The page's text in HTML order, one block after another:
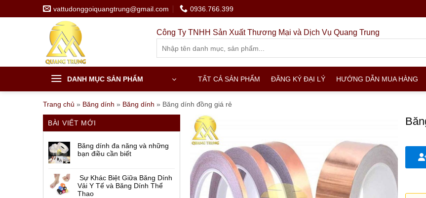
to
vattudonggoiquangtrung@gmail.com 0936.766.399
Công Ty TNHH Sản Xuất Thương Mại và Dịch Vụ Quang Trung
DANH MỤC SẢN PHẨM TẤT CẢ SẢN PHẨM ĐĂNG KÝ ĐẠI LÝ HƯỚNG DẪN MUA HÀNG
Trang chủ » Băng dính » Băng dính » Băng dính đồng giá rẻ
BÀI VIẾT MỚI
Băng dính đa năng và những
bạn điều cần biết
Sự Khác Biệt Giữa Băng Dính
Vải Y Tế và Băng Dính Thể
Thao